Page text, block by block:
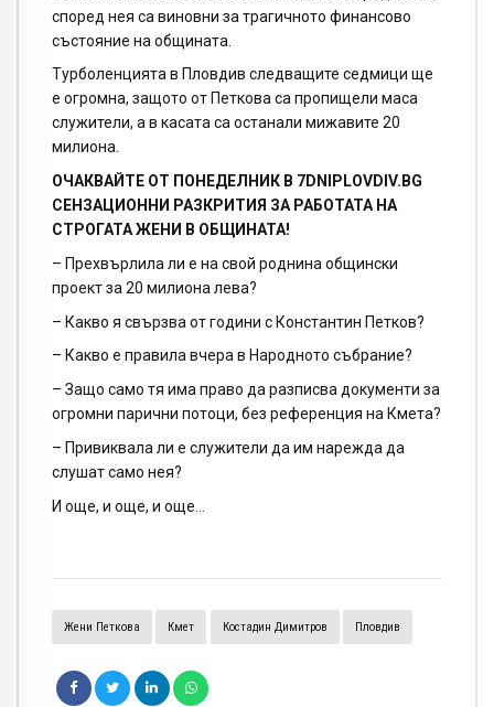
според нея са виновни за трагичното финансово
състояние на общината.
Турболенцията в Пловдив следващите седмици ще
е огромна, защото от Петкова са пропищели маса
служители, а в касата са останали мижавите 20
милиона.
ОЧАКВАЙТЕ ОТ ПОНЕДЕЛНИК В 7DNIPLOVDIV.BG
СЕНЗАЦИОННИ РАЗКРИТИЯ ЗА РАБОТАТА НА
СТРОГАТА ЖЕНИ В ОБЩИНАТА!
– Прехвърлила ли е на свой роднина общински
проект за 20 милиона лева?
– Какво я свързва от години с Константин Петков?
– Какво е правила вчера в Народното събрание?
– Защо само тя има право да разписва документи за
огромни парични потоци, без референция на Кмета?
– Привиквала ли е служители да им нарежда да
слушат само нея?
И още, и още, и още…
Жени Петкова Кмет Костадин Димитров Пловдив